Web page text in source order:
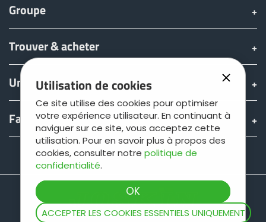
Utilisation de cookies
Ce site utilise des cookies pour optimiser
votre expérience utilisateur. En continuant à
naviguer sur ce site, vous acceptez cette
utilisation. Pour en savoir plus à propos des
cookies, consulter notre politique de
confidentialité.
ACCEPTER LES COOKIES ESSENTIELS UNIQUEMENT
Groupe
Trouver & acheter
Univers JOSKIN
Fan shop
Teamviewer